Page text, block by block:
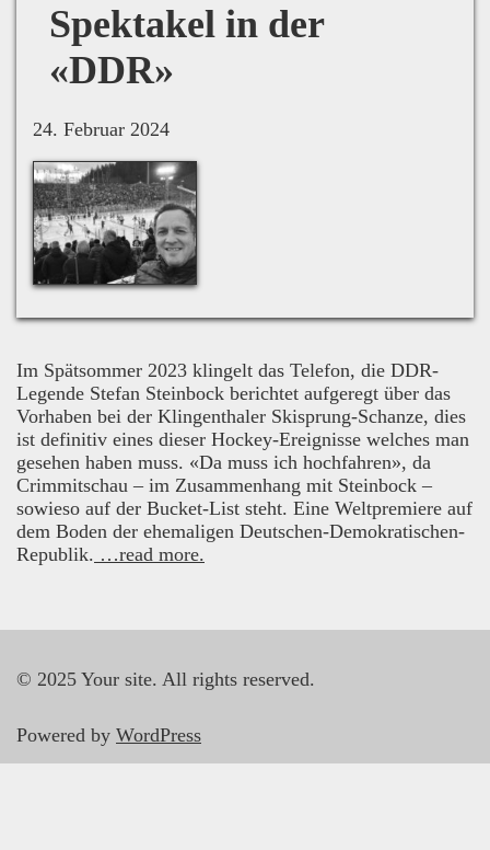
Spektakel in der
«DDR»
24. Februar 2024
Im Spätsommer 2023 klingelt das Telefon, die DDR-
Legende Stefan Steinbock berichtet aufgeregt über das
Vorhaben bei der Klingenthaler Skisprung-Schanze, dies
ist definitiv eines dieser Hockey-Ereignisse welches man
gesehen haben muss. «Da muss ich hochfahren», da
Crimmitschau – im Zusammenhang mit Steinbock –
sowieso auf der Bucket-List steht. Eine Weltpremiere auf
dem Boden der ehemaligen Deutschen-Demokratischen-
Republik. …read more.
© 2025 Your site. All rights reserved.
Powered by WordPress